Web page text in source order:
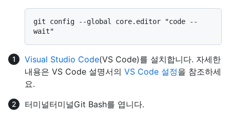
git config --global core.editor "code --
Visual Studio Code(VS Code)를 설치합니다. 자세한
내용은 VS Code 설명서의 VS Code 설정을 참조하세
요.
터미널터미널Git Bash를 엽니다.